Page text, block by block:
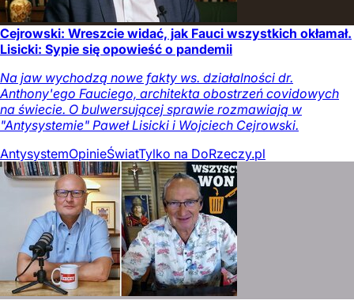
Cejrowski: Wreszcie widać, jak Fauci wszystkich okłamał.
Lisicki: Sypie się opowieść o pandemii
Na jaw wychodzą nowe fakty ws. działalności dr.
Anthony'ego Fauciego, architekta obostrzeń covidowych
na świecie. O bulwersującej sprawie rozmawiają w
"Antysystemie" Paweł Lisicki i Wojciech Cejrowski.
AntysystemOpinieŚwiatTylko na DoRzeczy.pl